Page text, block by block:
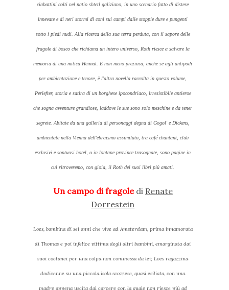
ciabattini colti nel natio shtetl galiziano, in uno scenario fatto di distese
innevate e di neri stormi di coni sui campi dalle stoppie dure e pungenti
sotto i piedi nudi. Alla ricerca della sua terra perduta, con il sapore delle
fragole di bosco che richiama un intero universo, Roth riesce a salvare la
memoria di una mitica Heimat. E non meno preziosa, anche se agli antipodi
per ambientazione e tenore, è l'altra novella raccolta in questo volume,
Perlefter, storia e satira di un borghese ipocondriaco, irresistibile antieroe
che sogna avventure grandiose, laddove le sue sono solo meschine e da tener
segrete. Abitate da una galleria di personaggi degna di Gogol' e Dickens,
ambientate nella Vienna dell'ebraismo assimilato, tra café chantant, club
esclusivi e sontuosi hotel, o in lontane province trasognate, sono pagine in
cui ritroveremo, con gioia, il Roth dei suoi libri più amati.
Un campo di fragoledi Renate
Dorrestein
Loes, bambina di sei anni che vive ad Amsterdam, prima innamorata
di Thomas e poi infelice vittima degli altri bambini, emarginata dai
suoi coetanei per una colpa non commessa da lei; Loes ragazzina
dodicenne su una piccola isola scozzese, quasi esiliata, con una
madre appena uscita dal carcere con la quale non riesce più ad